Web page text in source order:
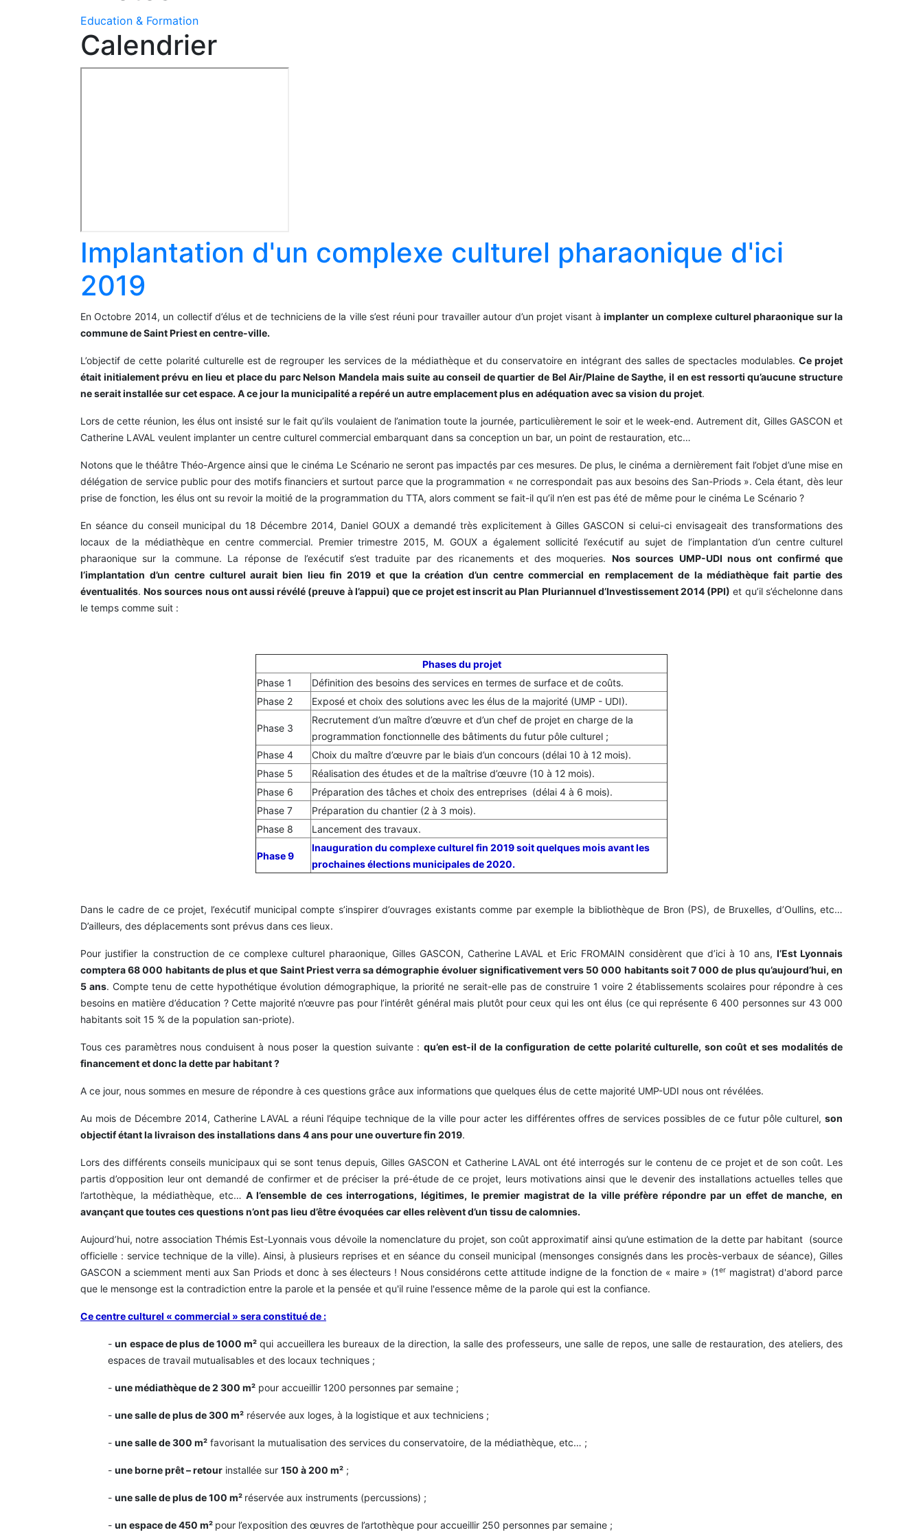
Education & Formation
Calendrier
Implantation d'un complexe culturel pharaonique d'ici
2019
En Octobre 2014, un collectif d’élus et de techniciens de la ville s’est réuni pour travailler autour d’un projet visant àimplanter un complexe culturel pharaonique sur la
commune de Saint Priest en centre-ville.
L’objectif de cette polarité culturelle est de regrouper les services de la médiathèque et du conservatoire en intégrant des salles de spectacles modulables. Ce projet
était initialement prévu en lieu et place du parc Nelson Mandela mais suite au conseil de quartier de Bel Air/Plaine de Saythe, il en est ressorti qu’aucune structure
ne serait installée sur cet espace. A ce jour la municipalité a repéré un autre emplacement plus en adéquation avec sa vision du projet.
Lors de cette réunion, les élus ont insisté sur le fait qu’ils voulaient de l’animation toute la journée, particulièrement le soir et le week-end. Autrement dit, Gilles GASCON et
Catherine LAVAL veulent implanter un centre culturel commercial embarquant dans sa conception un bar, un point de restauration, etc…
Notons que le théâtre Théo-Argence ainsi que le cinéma Le Scénario ne seront pas impactés par ces mesures. De plus, le cinéma a dernièrement fait l’objet d’une mise en
délégation de service public pour des motifs financiers et surtout parce que la programmation « ne correspondait pas aux besoins des San-Priods ». Cela étant, dès leur
prise de fonction, les élus ont su revoir la moitié de la programmation du TTA, alors comment se fait-il qu’il n’en est pas été de même pour le cinéma Le Scénario ?
En séance du conseil municipal du 18 Décembre 2014, Daniel GOUX a demandé très explicitement à Gilles GASCON si celui-ci envisageait des transformations des
locaux de la médiathèque en centre commercial. Premier trimestre 2015, M. GOUX a également sollicité l’exécutif au sujet de l’implantation d’un centre culturel
pharaonique sur la commune. La réponse de l’exécutif s’est traduite par des ricanements et des moqueries. Nos sources UMP-UDI nous ont confirmé que
l’implantation d’un centre culturel aurait bien lieu fin 2019 et que la création d’un centre commercial en remplacement de la médiathèque fait partie des
éventualités.Nos sources nous ont aussi révélé (preuve à l’appui) que ce projet est inscrit au Plan Pluriannuel d’Investissement 2014 (PPI) et qu’il s’échelonne dans
le temps comme suit :
Phases du projet
Phase 1
Définition des besoins des services en termes de surface et de coûts.
Phase 2
Exposé et choix des solutions avec les élus de la majorité (UMP - UDI).
Phase 3
Recrutement d’un maître d’œuvre et d’un chef de projet en charge de la
programmation fonctionnelle des bâtiments du futur pôle culturel ;
Phase 4
Choix du maître d’œuvre par le biais d’un concours (délai 10 à 12 mois).
Phase 5
Réalisation des études et de la maîtrise d’œuvre (10 à 12 mois).
Phase 6
Préparation des tâches et choix des entreprises (délai 4 à 6 mois).
Phase 7
Préparation du chantier (2 à 3 mois).
Phase 8
Lancement des travaux.
Phase 9
Inauguration du complexe culturel fin 2019 soit quelques mois avant les
prochaines élections municipales de 2020.
Dans le cadre de ce projet, l’exécutif municipal compte s’inspirer d’ouvrages existants comme par exemple la bibliothèque de Bron (PS), de Bruxelles, d’Oullins, etc…
D’ailleurs, des déplacements sont prévus dans ces lieux.
Pour justifier la construction de ce complexe culturel pharaonique, Gilles GASCON, Catherine LAVAL et Eric FROMAIN considèrent que d’ici à 10 ans,l’Est Lyonnais
comptera 68 000 habitants de plus et que Saint Priest verra sa démographie évoluer significativement vers 50 000 habitants soit 7 000 de plus qu’aujourd’hui, en
5 ans. Compte tenu de cette hypothétique évolution démographique, la priorité ne serait-elle pas de construire 1 voire 2 établissements scolaires pour répondre à ces
besoins en matière d’éducation ? Cette majorité n’œuvre pas pour l’intérêt général mais plutôt pour ceux qui les ont élus (ce qui représente 6 400 personnes sur 43 000
habitants soit 15 % de la population san-priote).
Tous ces paramètres nous conduisent à nous poser la question suivante : qu’en est-il de la configuration de cette polarité culturelle, son coût et ses modalités de
financement et donc la dette par habitant ?
A ce jour, nous sommes en mesure de répondre à ces questions grâce aux informations que quelques élus de cette majorité UMP-UDI nous ont révélées.
Au mois de Décembre 2014, Catherine LAVAL a réuni l’équipe technique de la ville pour acter les différentes offres de services possibles de ce futur pôle culturel, son
objectif étant la livraison des installations dans 4 ans pour une ouverture fin 2019.
Lors des différents conseils municipaux qui se sont tenus depuis, Gilles GASCON et Catherine LAVAL ont été interrogés sur le contenu de ce projet et de son coût. Les
partis d’opposition leur ont demandé de confirmer et de préciser la pré-étude de ce projet, leurs motivations ainsi que le devenir des installations actuelles telles que
l’artothèque, la médiathèque, etc… A l’ensemble de ces interrogations, légitimes, le premier magistrat de la ville préfère répondre par un effet de manche, en
avançant que toutes ces questions n’ont pas lieu d’être évoquées car elles relèvent d’un tissu de calomnies.
Aujourd’hui, notre association Thémis Est-Lyonnais vous dévoile la nomenclature du projet, son coût approximatif ainsi qu’une estimation de la dette par habitant (source
officielle : service technique de la ville). Ainsi, à plusieurs reprises et en séance du conseil municipal (mensonges consignés dans les procès-verbaux de séance), Gilles
GASCON a sciemment menti aux San Priods et donc à ses électeurs ! Nous considérons cette attitude indigne de la fonction de « maire » (1ermagistrat) d'abord parce
que le mensonge est la contradiction entre la parole et la pensée et qu'il ruine l'essence même de la parole qui est la confiance.
Ce centre culturel « commercial » sera constitué de :
-un espace de plus de 1000 m² qui accueillera les bureaux de la direction, la salle des professeurs, une salle de repos, une salle de restauration, des ateliers, des
espaces de travail mutualisables et des locaux techniques ;
- une médiathèque de 2 300 m² pour accueillir 1200 personnes par semaine ;
- une salle de plus de 300 m² réservée aux loges, à la logistique et aux techniciens ;
- une salle de 300 m² favorisant la mutualisation des services du conservatoire, de la médiathèque, etc… ;
- une borne prêt – retour installée sur 150 à 200 m² ;
- une salle de plus de 100 m² réservée aux instruments (percussions) ;
- un espace de 450 m² pour l’exposition des œuvres de l’artothèque pour accueillir 250 personnes par semaine ;